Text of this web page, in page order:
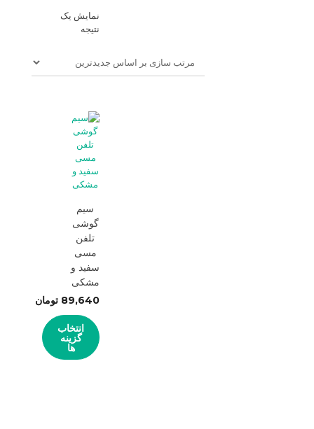
نمایش یک
نتیجه
سیم
گوشی
تلفن
مسی
سفید و
مشکی
89,640 تومان
انتخاب
گزینه
ها